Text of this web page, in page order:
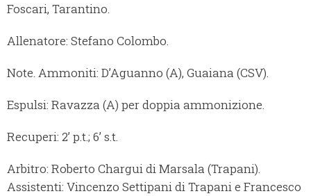
Foscari, Tarantino.
Allenatore: Stefano Colombo.
Note. Ammoniti: D’Aguanno (A), Guaiana (CSV).
Espulsi: Ravazza (A) per doppia ammonizione.
Recuperi: 2’ p.t.; 6’ s.t.
Arbitro: Roberto Chargui di Marsala (Trapani).
Assistenti: Vincenzo Settipani di Trapani e Francesco